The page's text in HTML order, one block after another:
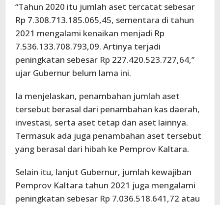
“Tahun 2020 itu jumlah aset tercatat sebesar
Rp 7.308.713.185.065,45, sementara di tahun
2021 mengalami kenaikan menjadi Rp
7.536.133.708.793,09. Artinya terjadi
peningkatan sebesar Rp 227.420.523.727,64,”
ujar Gubernur belum lama ini.
Ia menjelaskan, penambahan jumlah aset
tersebut berasal dari penambahan kas daerah,
investasi, serta aset tetap dan aset lainnya.
Termasuk ada juga penambahan aset tersebut
yang berasal dari hibah ke Pemprov Kaltara.
Selain itu, lanjut Gubernur, jumlah kewajiban
Pemprov Kaltara tahun 2021 juga mengalami
peningkatan sebesar Rp 7.036.518.641,72 atau